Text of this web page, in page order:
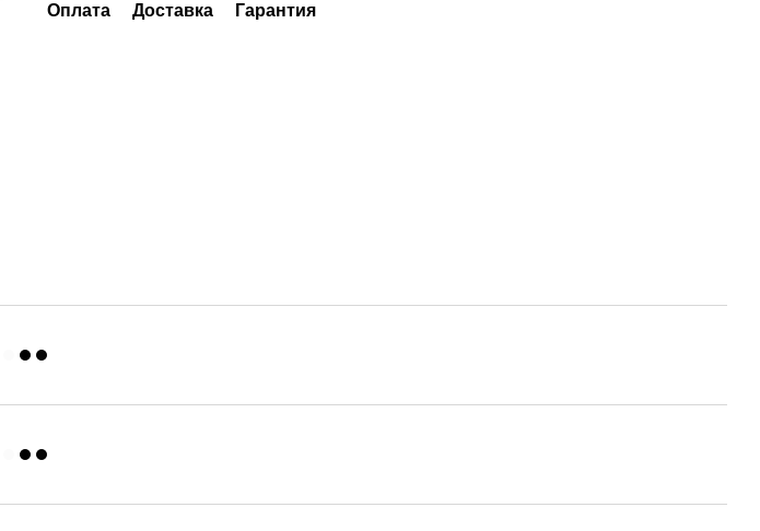
Оплата
Доставка Гарантия